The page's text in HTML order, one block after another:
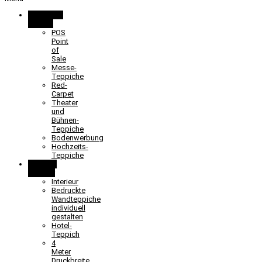
POS
Point
of
Sale
Messe-
Teppiche
Red-
Carpet
Theater
und
Bühnen-
Teppiche
Bodenwerbung
Hochzeits-
Teppiche
Interieur
Bedruckte
Wandteppiche
individuell
gestalten
Hotel-
Teppich
4
Meter